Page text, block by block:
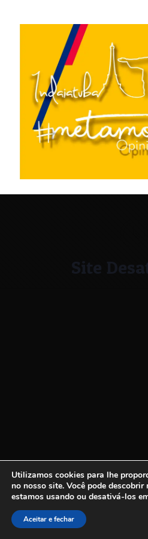
Site
Utilizamos cookies para lhe
no nosso site. Você pode
estamos usando ou desativá-los
Aceitar e fechar